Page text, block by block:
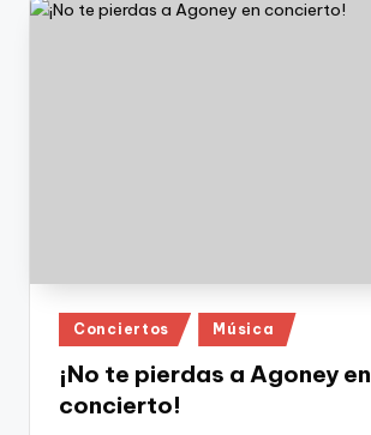
Publicado
en
Conciertos Música
¡No te pierdas a Agoney en
concierto!